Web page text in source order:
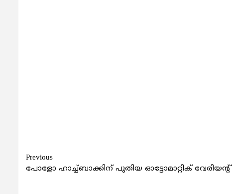
Continue
Reading
Previous
പോളോ ഹാച്ച്ബാക്കിന് പുതിയ ഓട്ടോമാറ്റിക് വേരിയന്റ്